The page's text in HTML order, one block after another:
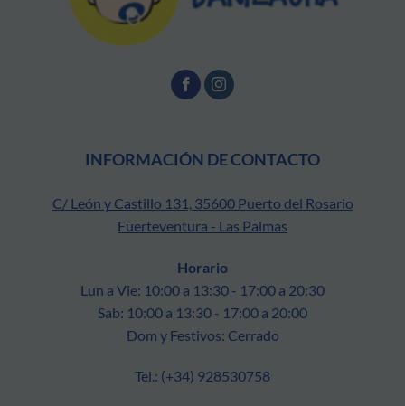
INFORMACIÓN DE CONTACTO
C/ León y Castillo 131, 35600 Puerto del Rosario
Fuerteventura - Las Palmas
Horario
Lun a Vie: 10:00 a 13:30 - 17:00 a 20:30
Sab: 10:00 a 13:30 - 17:00 a 20:00
Dom y Festivos: Cerrado
Tel.: (+34) 928530758